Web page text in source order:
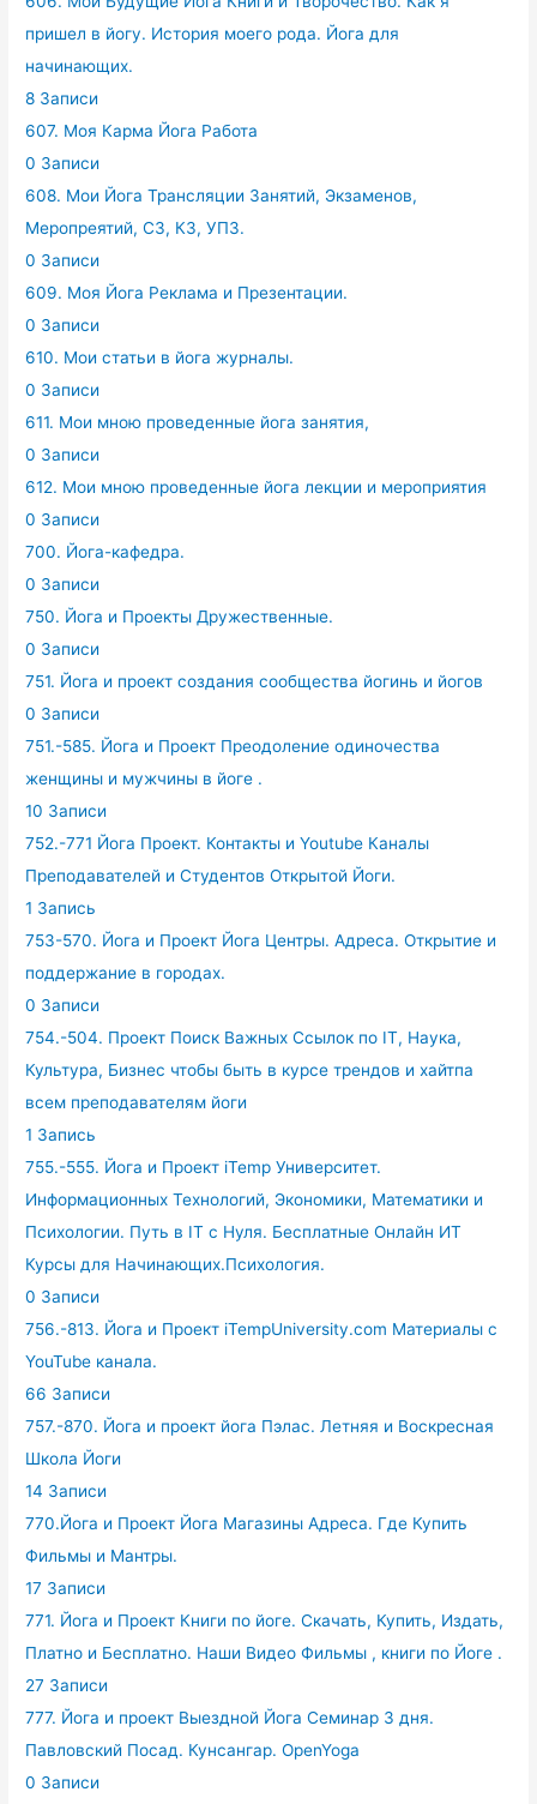
пришел в йогу. История моего рода. Йога для
начинающих.
8 Записи
607. Моя Карма Йога Работа
0 Записи
608. Мои Йога Трансляции Занятий, Экзаменов,
Меропреятий, СЗ, КЗ, УПЗ.
0 Записи
609. Моя Йога Реклама и Презентации.
0 Записи
610. Мои статьи в йога журналы.
0 Записи
611. Мои мною проведенные йога занятия,
0 Записи
612. Мои мною проведенные йога лекции и мероприятия
0 Записи
700. Йога-кафедра.
0 Записи
750. Йога и Проекты Дружественные.
0 Записи
751. Йога и проект создания сообщества йогинь и йогов
0 Записи
751.-585. Йога и Проект Преодоление одиночества
женщины и мужчины в йоге .
10 Записи
752.-771 Йога Проект. Контакты и Youtube Каналы
Преподавателей и Студентов Открытой Йоги.
1 Запись
753-570. Йога и Проект Йога Центры. Адреса. Открытие и
поддержание в городах.
0 Записи
754.-504. Проект Поиск Важных Ссылок по IT, Наука,
Культура, Бизнес чтобы быть в курсе трендов и хайтпа
всем преподавателям йоги
1 Запись
755.-555. Йога и Проект iTemp Университет.
Информационных Технологий, Экономики, Математики и
Психологии. Путь в IT с Нуля. Бесплатные Онлайн ИТ
Курсы для Начинающих.Психология.
0 Записи
756.-813. Йога и Проект iTempUniversity.com Материалы с
YouTube канала.
66 Записи
757.-870. Йога и проект йога Пэлас. Летняя и Воскресная
Школа Йоги
14 Записи
770.Йога и Проект Йога Магазины Адреса. Где Купить
Фильмы и Мантры.
17 Записи
771. Йога и Проект Книги по йоге. Скачать, Купить, Издать,
Платно и Бесплатно. Наши Видео Фильмы , книги по Йоге .
27 Записи
777. Йога и проект Выездной Йога Семинар 3 дня.
Павловский Посад. Кунсангар. OpenYoga
0 Записи